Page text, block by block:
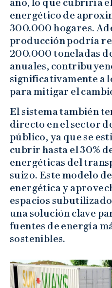
año, lo que cubriría
energético de
300.000 hogares.
producción podría
200.000 toneladas
anuales,
significativamente a
para mitigar el
El sistema también
directo en el sector
público, ya que se
cubrir hasta el 30%
energéticas del
suizo. Este modelo
energética y
espacios
una solución clave
fuentes de energía
sostenibles.